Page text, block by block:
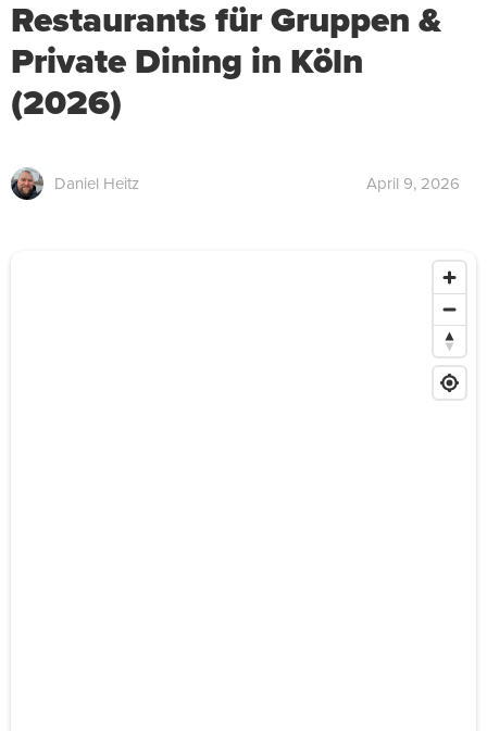
Restaurants für Gruppen &
Private Dining in Köln
(2026)
Daniel Heitz April 9, 2026